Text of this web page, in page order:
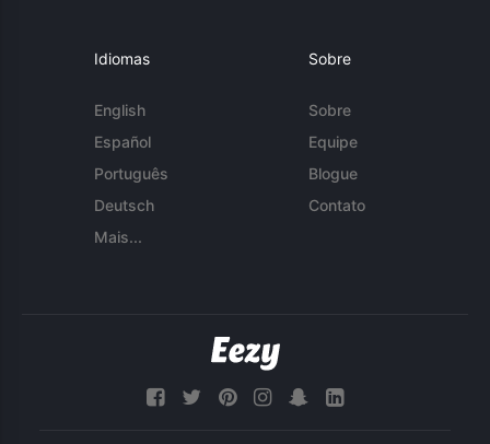
Idiomas
English
Español
Português
Deutsch
Mais...
Sobre
Sobre
Equipe
Blogue
Contato